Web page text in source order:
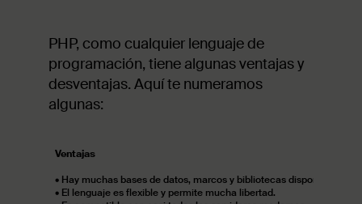
PHP, como cualquier lenguaje de
programación, tiene algunas ventajas y
desventajas. Aquí te numeramos
algunas:
Ventajas
• Hay muchas bases de datos, marcos y bibliotecas disponibles
• El lenguaje es flexible y permite mucha libertad.